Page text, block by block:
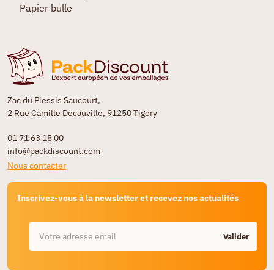
Zac du Plessis Saucourt,
2 Rue Camille Decauville, 91250 Tigery
01 71 63 15 00
info@packdiscount.com
Nous contacter
Inscrivez-vous à la newsletter et recevez nos actualités
Valider
Papier bulle